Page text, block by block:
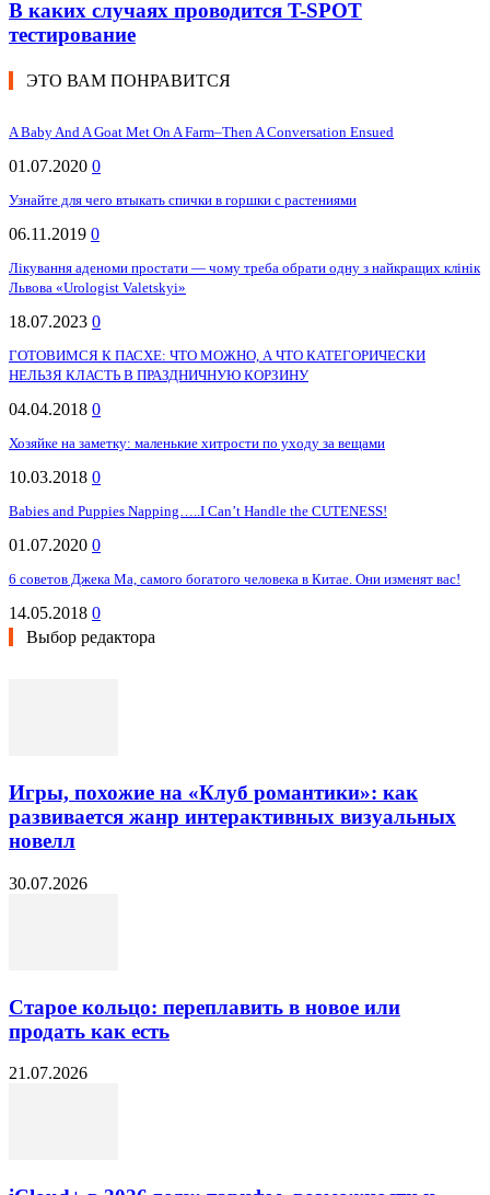
В каких случаях проводится T-SPOT
тестирование
ЭТО ВАМ ПОНРАВИТСЯ
A Baby And A Goat Met On A Farm–Then A Conversation Ensued
01.07.2020 0
Узнайте для чего втыкать спички в горшки с растениями
06.11.2019 0
Лікування аденоми простати — чому треба обрати одну з найкращих клінік
Львова «Urologist Valetskyi»
18.07.2023 0
ГОТОВИМСЯ К ПАСХЕ: ЧТО МОЖНО, А ЧТО КАТЕГОРИЧЕСКИ
НЕЛЬЗЯ КЛАСТЬ В ПРАЗДНИЧНУЮ КОРЗИНУ
04.04.2018 0
Хозяйке на заметку: маленькие хитрости по уходу за вещами
10.03.2018 0
Babies and Puppies Napping…..I Can’t Handle the CUTENESS!
01.07.2020 0
6 советов Джека Ма, самого богатого человека в Китае. Они изменят вас!
14.05.2018 0
Выбор редактора
Игры, похожие на «Клуб романтики»: как
развивается жанр интерактивных визуальных
новелл
30.07.2026
Старое кольцо: переплавить в новое или
продать как есть
21.07.2026